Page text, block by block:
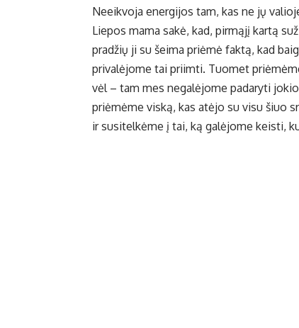
Neeikvoja energijos tam, kas ne jų
Liepos mama sakė, kad, pirmąjį kartą
pradžių ji su šeima priėmė faktą, kad
privalėjome tai priimti. Tuomet
vėl – tam mes negalėjome padaryti
priėmėme viską, kas atėjo su visu šiuo
ir susitelkėme į tai, ką galėjome keisti,